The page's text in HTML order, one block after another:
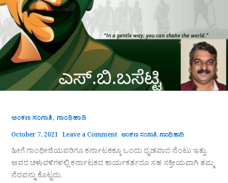
ಅಂಕಣ ಸಂಗಾತಿ, ಗಾಂಧಿಹಾದಿ
October 7, 2021 Leave a Comment ಅಂಕಣ ಸಂಗಾತಿ, ಗಾಂಧಿಹಾದಿ
ಹೀಗೆ ಗಾಂಧೀಜಿಯವರಿಗೂ ಕರ್ನಾಟಕಕ್ಕೂ ಒಂದು ಧೃಡವಾದ ನೆಂಟು ಇತ್ತು.
ಅವರ ಚಳುವಳಿಗಳಲ್ಲಿ ಕರ್ನಾಟಕದ ಕಾರ್ಯಕರ್ತರೂ ಸಹ ಸಕ್ರೀಯವಾಗಿ ತಮ್ಮ
ನೆರವನ್ನು ಕೊಟ್ಟರು.